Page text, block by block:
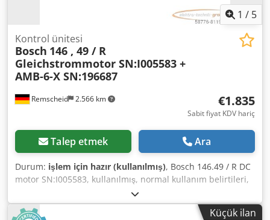
1 / 5
Remscheid 2.566 km
Kontrol ünitesi
Bosch 146 , 49 / R
Gleichstrommotor SN:I005583 +
AMB-6-X SN:196687
€1.835
Sabit fiyat KDV hariç
Talep etmek Ara
Durum: işlem için hazır (kullanılmış), Bosch 146.49 / R DC
motor SN:I005583, kullanılmış, normal kullanım belirtileri,
%100 işlevsel, teslimat kapsamı fotoğraflardaki gibidir
Dkjdpfx Afoi D E N Ns Ter
Küçük ilan